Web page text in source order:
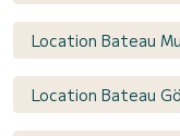
Location Bateau
Location Bateau